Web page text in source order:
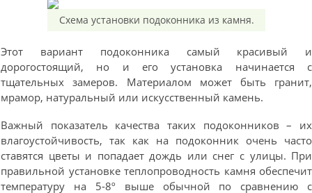
Схема установки подоконника из камня.
Этот вариант подоконника самый красивый и
дорогостоящий, но и его установка начинается с
тщательных замеров. Материалом может быть гранит,
мрамор, натуральный или искусственный камень.
Важный показатель качества таких подоконников – их
влагоустойчивость, так как на подоконник очень часто
ставятся цветы и попадает дождь или снег с улицы. При
правильной установке теплопроводность камня обеспечит
температуру на 5-8º выше обычной по сравнению с